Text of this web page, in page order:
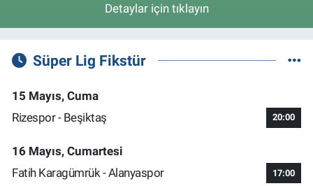
Detaylar için tıklayın
Süper Lig Fikstür
15 Mayıs, Cuma
Rizespor - Beşiktaş
20:00
16 Mayıs, Cumartesi
Fatih Karagümrük - Alanyaspor
17:00